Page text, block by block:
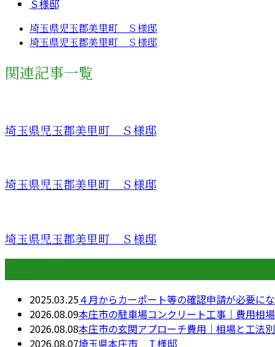
Ｓ様邸
埼玉県児玉郡美里町 Ｓ様邸
埼玉県児玉郡美里町 Ｓ様邸
関連記事一覧
埼玉県児玉郡美里町 Ｓ様邸
埼玉県児玉郡美里町 Ｓ様邸
埼玉県児玉郡美里町 Ｓ様邸
2025.03.25４月からカーポート等の確認申請が必要に
2026.08.09本庄市の駐車場コンクリート工事｜費用相
2026.08.08本庄市の玄関アプローチ費用｜相場と工法
2026.08.07埼玉県本庄市 Ｉ様邸